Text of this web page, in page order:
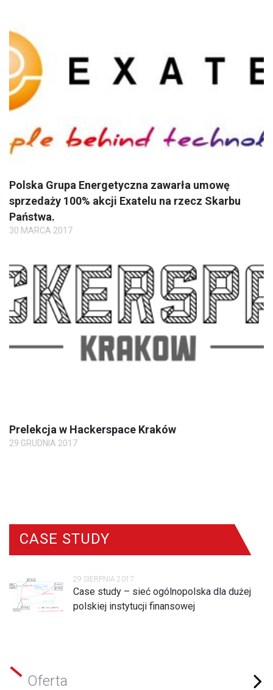
Polska Grupa Energetyczna zawarła umowę
sprzedaży 100% akcji Exatelu na rzecz Skarbu
Państwa.
30 MARCA 2017
Prelekcja w Hackerspace Kraków
29 GRUDNIA 2017
CASE STUDY
29 SIERPNIA 2017
Case study – sieć ogólnopolska dla dużej
polskiej instytucji finansowej
Oferta